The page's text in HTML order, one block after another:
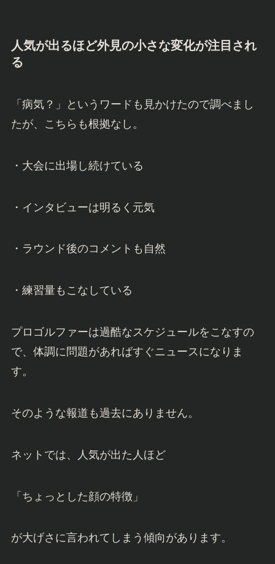
人気が出るほど外見の小さな変化が注目され
る
「病気？」というワードも見かけたので調べまし
たが、こちらも根拠なし。
・大会に出場し続けている
・インタビューは明るく元気
・ラウンド後のコメントも自然
・練習量もこなしている
プロゴルファーは過酷なスケジュールをこなすの
で、体調に問題があればすぐニュースになりま
す。
そのような報道も過去にありません。
ネットでは、人気が出た人ほど
「ちょっとした顔の特徴」
が大げさに言われてしまう傾向があります。